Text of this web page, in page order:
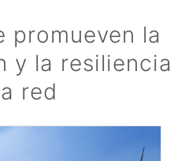
promueven la
y la resiliencia
red